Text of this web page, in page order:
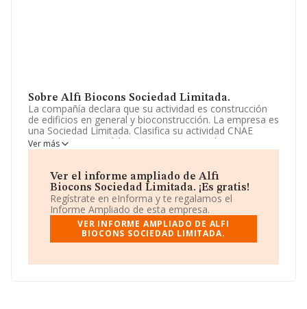
Sobre Alfi Biocons Sociedad Limitada.
La compañía declara que su actividad es construcción
de edificios en general y bioconstrucción. La empresa es
una Sociedad Limitada. Clasifica su actividad CNAE
como '%cnae%', código 4101. La compañía no tiene
actividad en mercados exteriores.
La plantilla ha crecido un 25% y atendiendo a los datos
disponibles en INFORMA, ese número ha estado por
encima de la media de sector.
Acerca de la información disponible en INFORMA sobre
los distintos rankings: la compañía ha escalado 1.625
puestos en el ranking sectorial, pasando del 3.952 al
del sector:Sivis S.LyConstrucciones Salva Igual
Ver más
Ver el informe ampliado de Alfi
Biocons Sociedad Limitada. ¡Es gratis!
Regístrate en eInforma y te regalamos el
Informe Ampliado de esta empresa.
VER INFORME AMPLIADO DE ALFI
BIOCONS SOCIEDAD LIMITADA.